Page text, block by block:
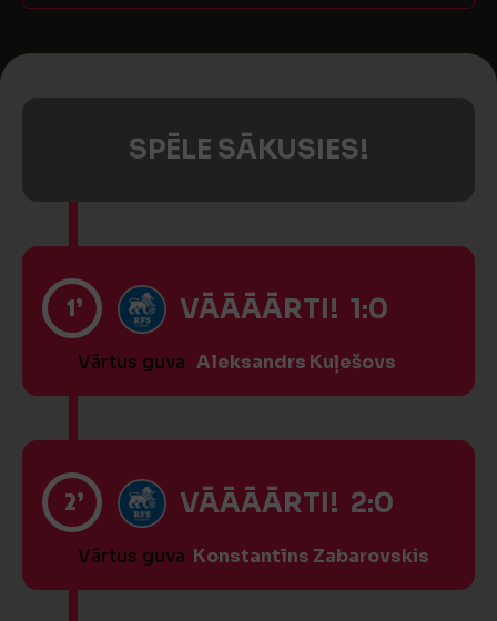
SPĒLE SĀKUSIES!
1’ VĀĀĀĀRTI! 1:0
Vārtus guva Aleksandrs Kuļešovs
2’ VĀĀĀĀRTI! 2:0
Vārtus guva Konstantīns Zabarovskis